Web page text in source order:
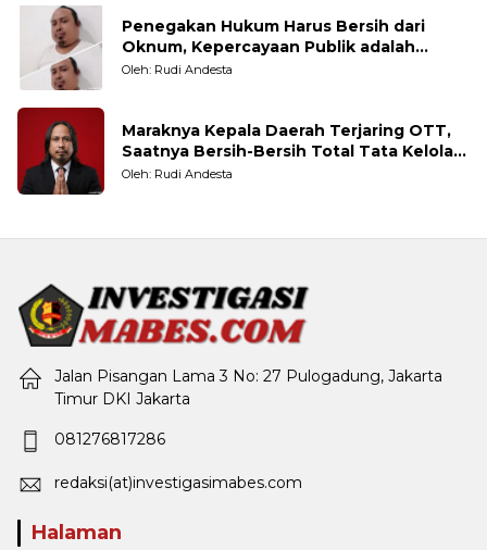
Penegakan Hukum Harus Bersih dari
Oknum, Kepercayaan Publik adalah
Taruhannya
Oleh: Rudi Andesta
Maraknya Kepala Daerah Terjaring OTT,
Saatnya Bersih-Bersih Total Tata Kelola
Pemerintahan
Oleh: Rudi Andesta
Jalan Pisangan Lama 3 No: 27 Pulogadung, Jakarta
Timur DKI Jakarta
081276817286
redaksi(at)investigasimabes.com
Halaman